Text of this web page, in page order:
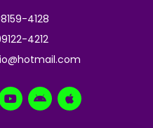
4128
4212